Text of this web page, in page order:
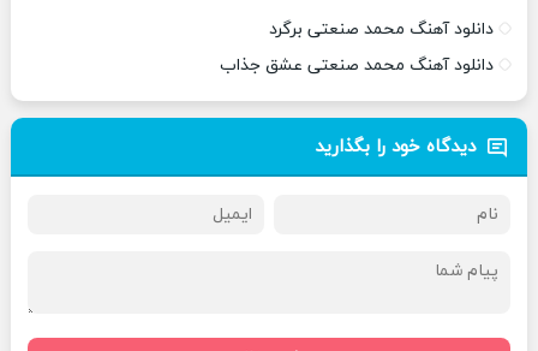
دانلود آهنگ محمد صنعتی برگرد
دانلود آهنگ محمد صنعتی عشق جذاب
دیدگاه خود را بگذارید